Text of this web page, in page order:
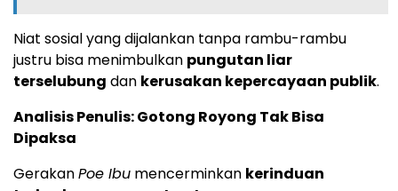
Niat sosial yang dijalankan tanpa rambu-rambu
justru bisa menimbulkan pungutan liar
terselubung dan kerusakan kepercayaan publik.
Analisis Penulis: Gotong Royong Tak Bisa
Dipaksa
GerakanPoe Ibu mencerminkan kerinduan